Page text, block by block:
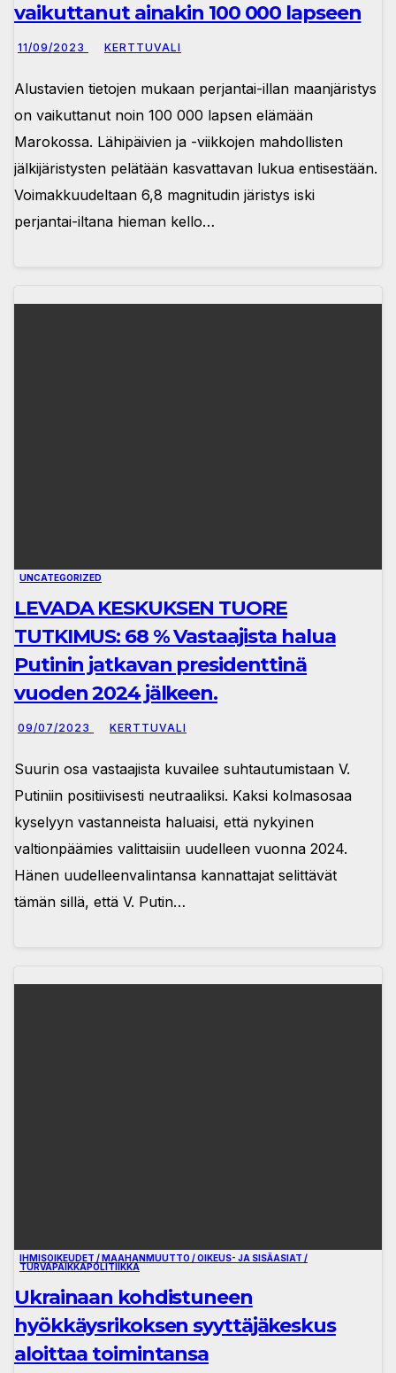
vaikuttanut ainakin 100 000 lapseen
11/09/2023 KERTTUVALI
Alustavien tietojen mukaan perjantai-illan maanjäristys
on vaikuttanut noin 100 000 lapsen elämään
Marokossa. Lähipäivien ja -viikkojen mahdollisten
jälkijäristysten pelätään kasvattavan lukua entisestään.
Voimakkuudeltaan 6,8 magnitudin järistys iski
perjantai-iltana hieman kello…
UNCATEGORIZED
LEVADA KESKUKSEN TUORE
TUTKIMUS: 68 % Vastaajista halua
Putinin jatkavan presidenttinä
vuoden 2024 jälkeen.
09/07/2023 KERTTUVALI
Suurin osa vastaajista kuvailee suhtautumistaan ​​V.
Putiniin positiivisesti neutraaliksi. Kaksi kolmasosaa
kyselyyn vastanneista haluaisi, että nykyinen
valtionpäämies valittaisiin uudelleen vuonna 2024.
Hänen uudelleenvalintansa kannattajat selittävät
tämän sillä, että V. Putin…
IHMISOIKEUDET / MAAHANMUUTTO / OIKEUS- JA SISÄASIAT /
TURVAPAIKKAPOLITIIKKA
Ukrainaan kohdistuneen
hyökkäysrikoksen syyttäjäkeskus
aloittaa toimintansa